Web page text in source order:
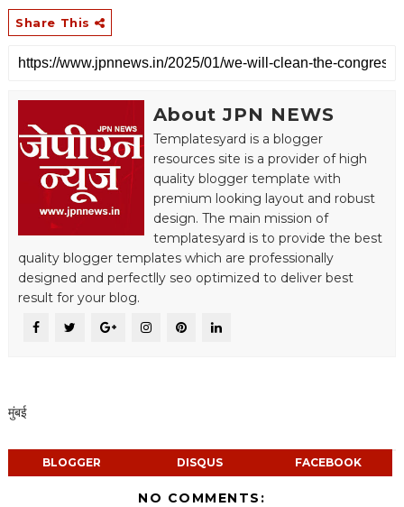
Share This
About JPN NEWS
Templatesyard is a blogger
resources site is a provider of high
quality blogger template with
premium looking layout and robust
design. The main mission of
templatesyard is to provide the best
quality blogger templates which are professionally
designed and perfectlly seo optimized to deliver best
result for your blog.
मुंबई
BLOGGER DISQUS FACEBOOK
NO COMMENTS: